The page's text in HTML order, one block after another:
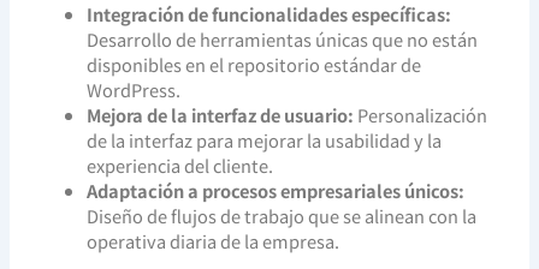
Integración de funcionalidades específicas:
Desarrollo de herramientas únicas que no están
disponibles en el repositorio estándar de
WordPress.
Mejora de la interfaz de usuario: Personalización
de la interfaz para mejorar la usabilidad y la
experiencia del cliente.
Adaptación a procesos empresariales únicos:
Diseño de flujos de trabajo que se alinean con la
operativa diaria de la empresa.